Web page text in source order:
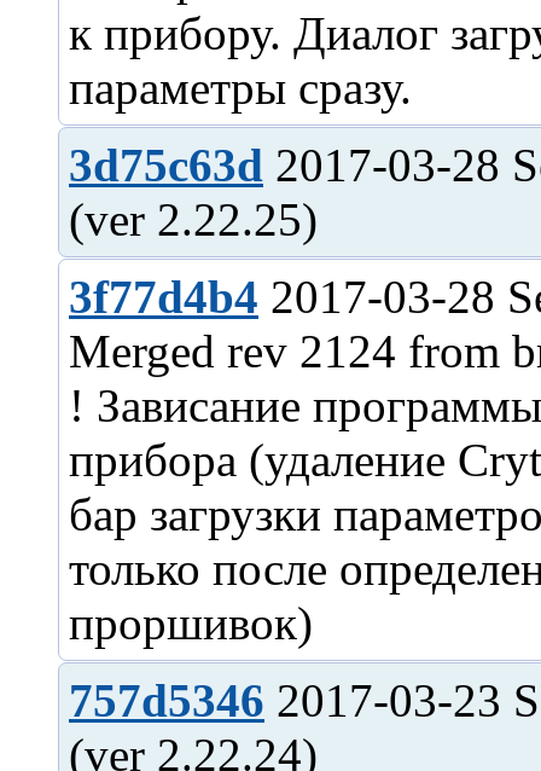
к прибору. Диалог
3d75c63d 2017-03-28
3f77d4b4 2017-03-28
Merged rev 2124 from
! Зависание
прибора (удаление
бар загрузки
только после
757d5346 2017-03-23